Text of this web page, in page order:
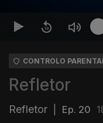
CONTROLO
Refletor
Refletor Ep. 20